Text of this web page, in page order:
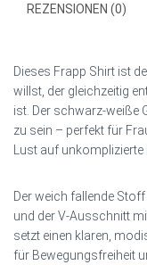
REZENSIONEN (0)
Dieses Frapp Shirt ist
willst, der gleichzeitig
ist. Der schwarz‑weiße
zu sein – perfekt für
Lust auf unkomplizierte
Der weich fallende
und der V‑Ausschnitt
setzt einen klaren,
für Bewegungsfreiheit